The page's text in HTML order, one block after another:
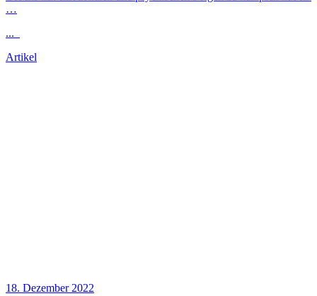
…
...
Artikel
18. Dezember 2022